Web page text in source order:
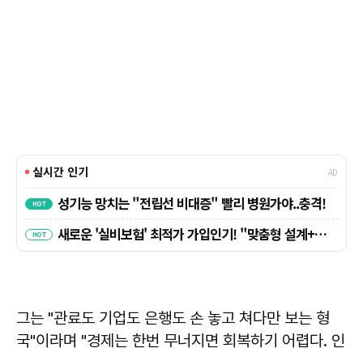
그는 "관료도 기업도 은행도 손 놓고 쳐다만 보는 형
국"이라며 "경제는 한번 무너지면 회복하기 어렵다. 인